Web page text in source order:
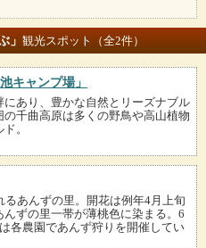
」 観光スポット（全2件）
キャンプ場」
にあり、豊かな自然とリーズナブル
の千曲高原は多くの野鳥や高山植物
。
るあんずの里。開花は例年4月上旬
ずの里一帯が薄桃色に染まる。6
各農園であんず狩りを開催してい